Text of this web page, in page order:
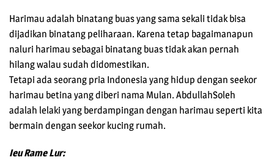
Harimau adalah binatang buas yang sama sekali tidak bisa
dijadikan binatang peliharaan. Karena tetap bagaimanapun
naluri harimau sebagai binatang buas tidak akan pernah
hilang walau sudah didomestikan.
Tetapi ada seorang pria Indonesia yang hidup dengan seekor
harimau betina yang diberi nama Mulan. AbdullahSoleh
adalah lelaki yang berdampingan dengan harimau seperti kita
bermain dengan seekor kucing rumah.
Ieu Rame Lur: